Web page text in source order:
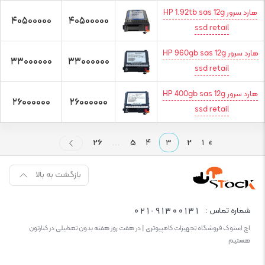
هارد سرور HP 1.92tb sas 12g
ssd retail
40500000
40500000
هارد سرور HP 960gb sas 12g
ssd retail
33000000
33000000
هارد سرور HP 400gb sas 12g
ssd retail
26000000
26000000
» ۱ ۲ ۳ ۴ ۵ … ۲۶
بازگشت به بالا
شماره تماس : 021-91300131
اچ استوک فروشگاه تجهیزات کامپیوتری | در هفت روز هفته بدون تعطیلی در کنارتون
هستیم